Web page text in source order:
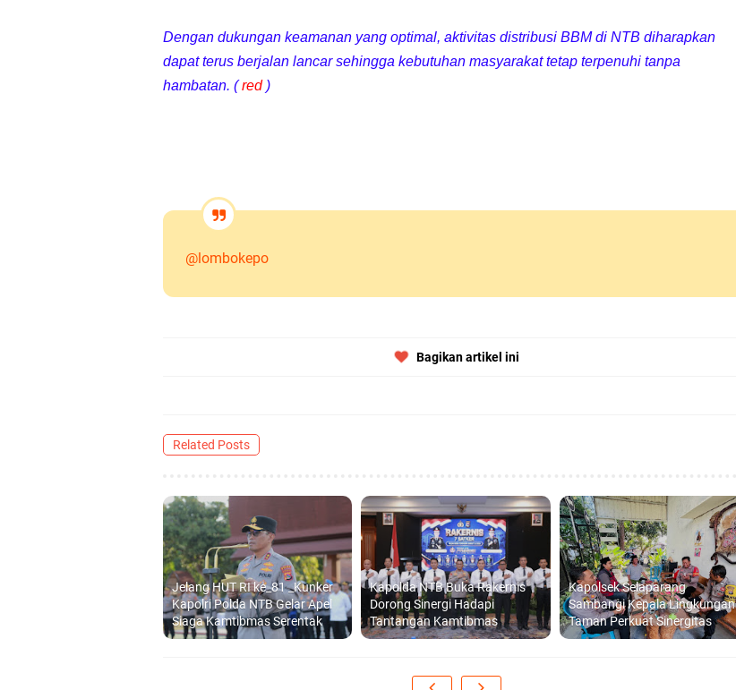
Dengan dukungan keamanan yang optimal, aktivitas distribusi BBM di NTB diharapkan
dapat terus berjalan lancar sehingga kebutuhan masyarakat tetap terpenuhi tanpa
hambatan. (red)
@lombokepo
Bagikan artikel ini
Related Posts
Jelang HUT RI ke_81 _Kunker
Kapolri Polda NTB Gelar Apel
Siaga Kamtibmas Serentak
Kapolda NTB Buka Rakernis
Dorong Sinergi Hadapi
Tantangan Kamtibmas
Kapolsek Selaparang
Sambangi Kepala Lingkungan
Taman Perkuat Sinergitas